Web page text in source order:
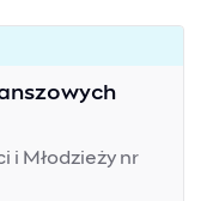
i Młodzieży nr